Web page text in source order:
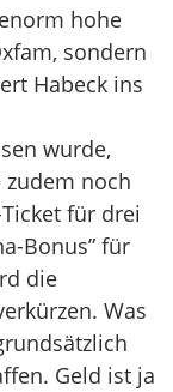
hohe
sondern
Habeck ins
wurde,
noch
für drei
Bonus” für
die
Was
Geld ist ja